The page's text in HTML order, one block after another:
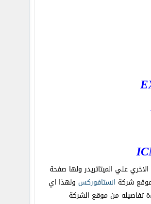
علي الميتاتريدر ولها صفحة
شركة انستافوركس ولهذا اي
تفاصيله من موقع الشركة